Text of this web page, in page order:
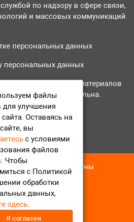
по надзору в сфере связи,
и массовых коммуникаций
персональных данных
персональных данных
использовании материалов
на tvr24.tv обязательна.
95
Все права защищены
файлы
для улучшения
Оставаясь на
вы
с условиями
файлов
Чтобы
с Политикой
обработки
данных,
здесь.
Я согласен